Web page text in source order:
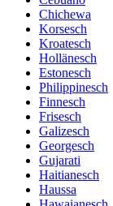
Chichewa
Korsesch
Kroatesch
Hollänesch
Estonesch
Philippinesch
Finnesch
Frisesch
Galizesch
Georgesch
Gujarati
Haitianesch
Haussa